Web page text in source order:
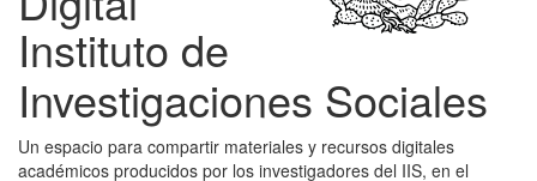
Instituto de
Investigaciones Sociales
Un espacio para compartir materiales y recursos digitales
académicos producidos por los investigadores del IIS, en el